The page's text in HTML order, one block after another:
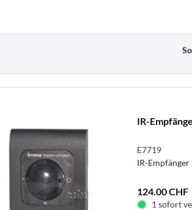
IR-
E7719
IR-
124.00 CHF
1 sofort